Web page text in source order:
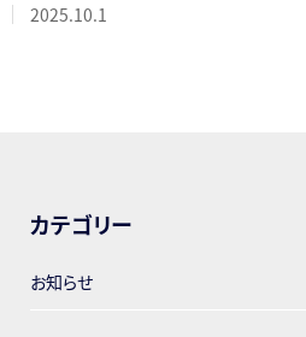
2025.10.1
カテゴリー
お知らせ